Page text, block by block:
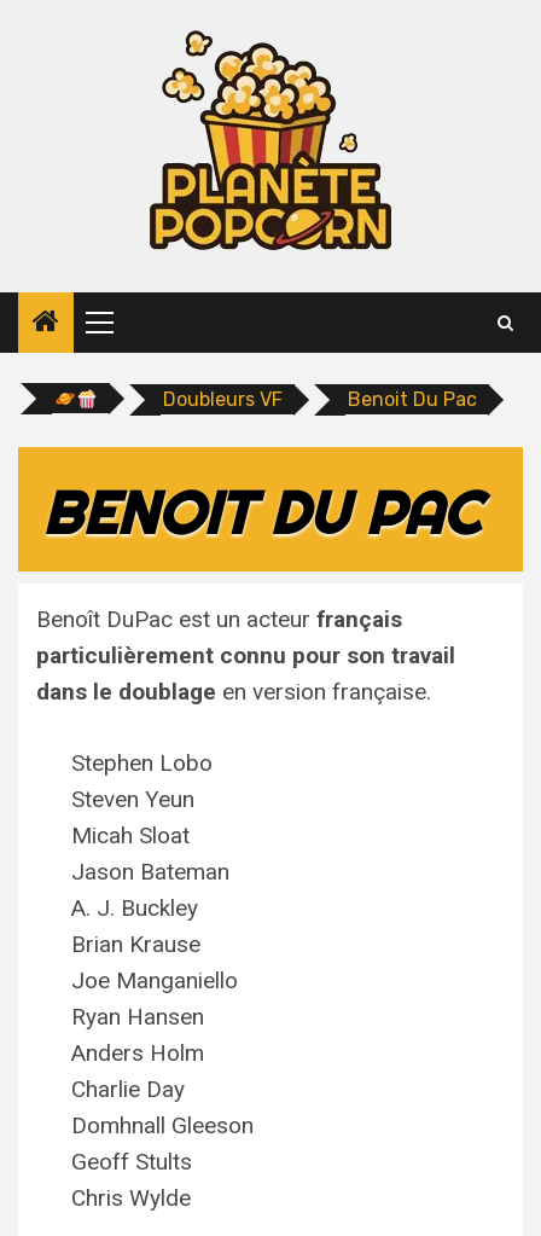
Primary
Menu
Doubleurs VF Benoit Du Pac
BENOIT DU PAC
Benoît DuPac est un acteur français
particulièrement connu pour son travail
dans le doublage en version française.
Stephen Lobo
Steven Yeun
Micah Sloat
Jason Bateman
A. J. Buckley
Brian Krause
Joe Manganiello
Ryan Hansen
Anders Holm
Charlie Day
Domhnall Gleeson
Geoff Stults
Chris Wylde